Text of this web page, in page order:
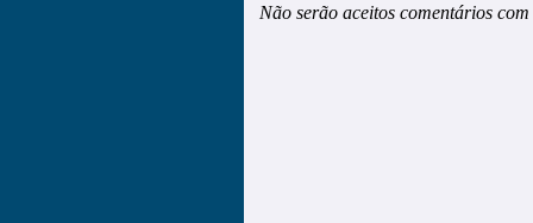
Não serão aceitos comentários